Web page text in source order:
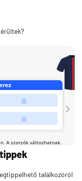
találkozóról